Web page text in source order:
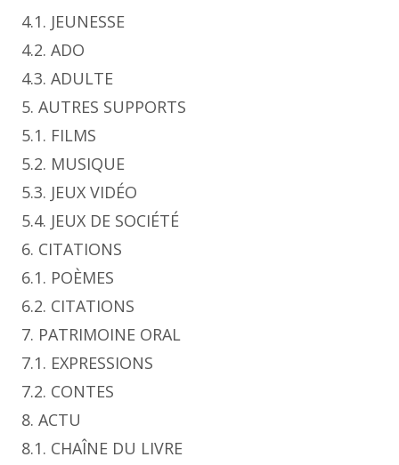
4.1. JEUNESSE
4.2. ADO
4.3. ADULTE
5. AUTRES SUPPORTS
5.1. FILMS
5.2. MUSIQUE
5.3. JEUX VIDÉO
5.4. JEUX DE SOCIÉTÉ
6. CITATIONS
6.1. POÈMES
6.2. CITATIONS
7. PATRIMOINE ORAL
7.1. EXPRESSIONS
7.2. CONTES
8. ACTU
8.1. CHAÎNE DU LIVRE